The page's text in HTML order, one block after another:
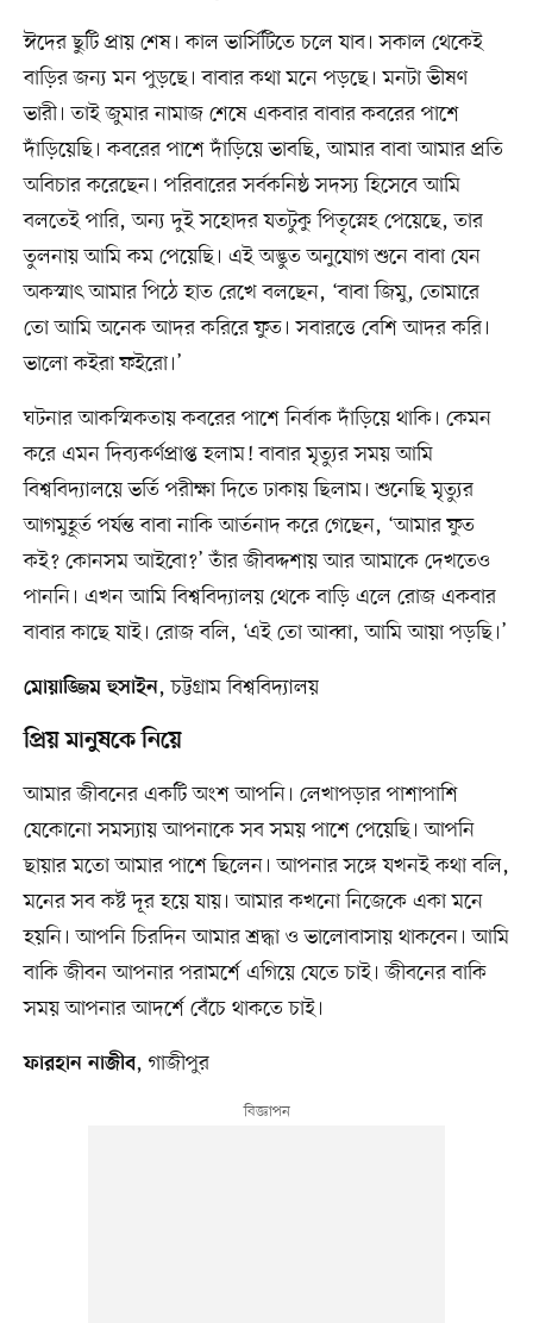
ঈদের ছুটি প্রায় শেষ। কাল ভার্সিটিতে চলে যাব। সকাল থেকেই
বাড়ির জন্য মন পুড়ছে। বাবার কথা মনে পড়ছে। মনটা ভীষণ
ভারী। তাই জুমার নামাজ শেষে একবার বাবার কবরের পাশে
দাঁড়িয়েছি। কবরের পাশে দাঁড়িয়ে ভাবছি, আমার বাবা আমার প্রতি
অবিচার করেছেন। পরিবারের সর্বকনিষ্ঠ সদস্য হিসেবে আমি
বলতেই পারি, অন্য দুই সহোদর যতটুকু পিতৃস্নেহ পেয়েছে, তার
তুলনায় আমি কম পেয়েছি। এই অদ্ভুত অনুযোগ শুনে বাবা যেন
অকস্মাৎ আমার পিঠে হাত রেখে বলছেন, ‘বাবা জিমু, তোমারে
তো আমি অনেক আদর করিরে ফুত। সবারত্তে বেশি আদর করি।
ভালো কইরা ফইরো।’
ঘটনার আকস্মিকতায় কবরের পাশে নির্বাক দাঁড়িয়ে থাকি। কেমন
করে এমন দিব্যকর্ণপ্রাপ্ত হলাম! বাবার মৃত্যুর সময় আমি
বিশ্ববিদ্যালয়ে ভর্তি পরীক্ষা দিতে ঢাকায় ছিলাম। শুনেছি মৃত্যুর
আগমুহূর্ত পর্যন্ত বাবা নাকি আর্তনাদ করে গেছেন, ‘আমার ফুত
কই? কোনসম আইবো?’ তাঁর জীবদ্দশায় আর আমাকে দেখতেও
পাননি। এখন আমি বিশ্ববিদ্যালয় থেকে বাড়ি এলে রোজ একবার
বাবার কাছে যাই। রোজ বলি, ‘এই তো আব্বা, আমি আয়া পড়ছি।’
মোয়াজ্জিম হুসাইন, চট্টগ্রাম বিশ্ববিদ্যালয়
প্রিয় মানুষকে নিয়ে
আমার জীবনের একটি অংশ আপনি। লেখাপড়ার পাশাপাশি
যেকোনো সমস্যায় আপনাকে সব সময় পাশে পেয়েছি। আপনি
ছায়ার মতো আমার পাশে ছিলেন। আপনার সঙ্গে যখনই কথা বলি,
মনের সব কষ্ট দূর হয়ে যায়। আমার কখনো নিজেকে একা মনে
হয়নি। আপনি চিরদিন আমার শ্রদ্ধা ও ভালোবাসায় থাকবেন। আমি
বাকি জীবন আপনার পরামর্শে এগিয়ে যেতে চাই। জীবনের বাকি
সময় আপনার আদর্শে বেঁচে থাকতে চাই।
ফারহান নাজীব, গাজীপুর